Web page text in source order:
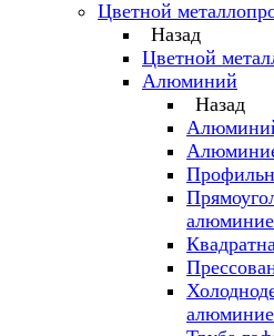
Цветной
Назад
Цветной
Алюминий
Назад